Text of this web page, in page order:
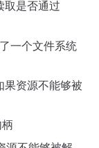
取是否通过
一个文件系统
果资源不能够被